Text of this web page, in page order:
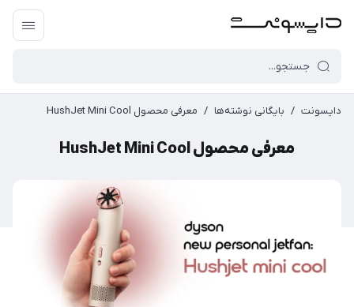
دایسونت / بایگانی نوشته‌ها / معرفی محصول HushJet Mini Cool
معرفی محصول HushJet Mini Cool